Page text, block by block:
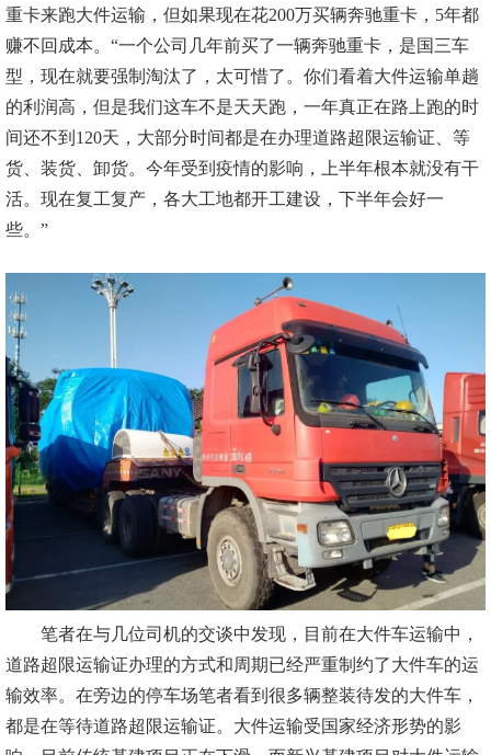
重卡来跑大件运输，但如果现在花200万买辆奔驰重卡，5年都
赚不回成本。“一个公司几年前买了一辆奔驰重卡，是国三车
型，现在就要强制淘汰了，太可惜了。你们看着大件运输单趟
的利润高，但是我们这车不是天天跑，一年真正在路上跑的时
间还不到120天，大部分时间都是在办理道路超限运输证、等
货、装货、卸货。今年受到疫情的影响，上半年根本就没有干
活。现在复工复产，各大工地都开工建设，下半年会好一
些。”
笔者在与几位司机的交谈中发现，目前在大件车运输中，
道路超限运输证办理的方式和周期已经严重制约了大件车的运
输效率。在旁边的停车场笔者看到很多辆整装待发的大件车，
都是在等待道路超限运输证。大件运输受国家经济形势的影